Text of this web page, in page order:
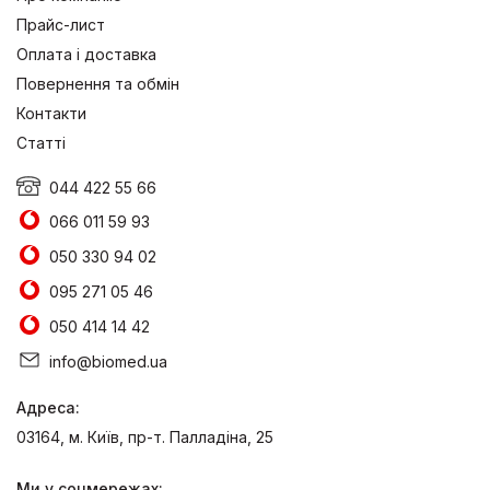
Прайс-лист
Оплата і доставка
Повернення та обмін
Контакти
Статті
044 422 55 66
066 011 59 93
050 330 94 02
095 271 05 46
050 414 14 42
info@biomed.ua
Адреса:
03164, м. Київ, пр-т. Палладіна, 25